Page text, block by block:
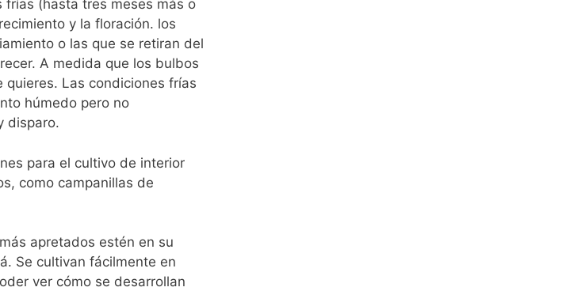
(hasta tres meses más o
y la floración. los
o las que se retiran del
A medida que los bulbos
quieres. Las condiciones frías
húmedo pero no
disparo.
para el cultivo de interior
como campanillas de
apretados estén en su
Se cultivan fácilmente en
ver cómo se desarrollan